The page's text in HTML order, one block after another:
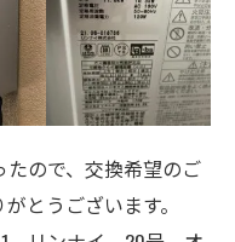
ので、交換希望のご
とうございます。